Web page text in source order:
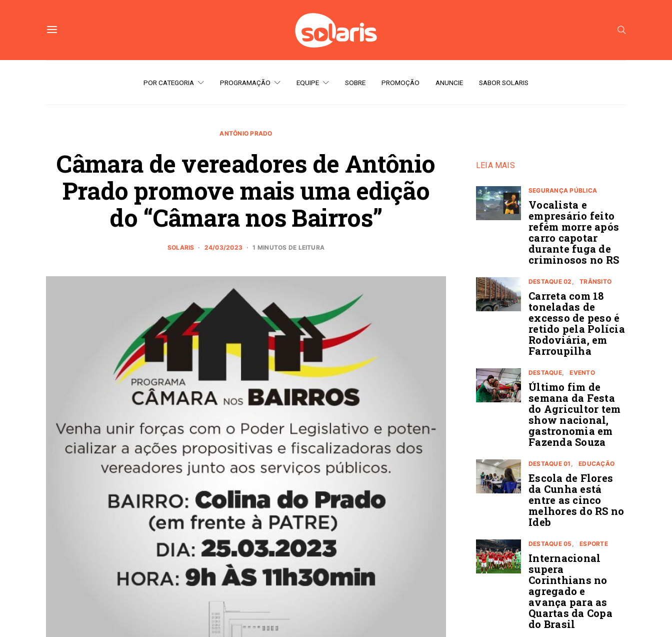
POR CATEGORIA PROGRAMAÇÃO EQUIPE SOBRE PROMOÇÃO ANUNCIE SABOR SOLARIS
ANTÔNIO PRADO
Câmara de vereadores de Antônio
Prado promove mais uma edição
do “Câmara nos Bairros”
SOLARIS 24/03/2023 1 MINUTOS DE LEITURA
LEIA MAIS
SEGURANÇA PÚBLICA
Vocalista e
empresário feito
refém morre após
carro capotar
durante fuga de
criminosos no RS
DESTAQUE 02 TRÂNSITO
Carreta com 18
toneladas de
excesso de peso é
retido pela Polícia
Rodoviária, em
Farroupilha
DESTAQUE EVENTO
Último fim de
semana da Festa
do Agricultor tem
show nacional,
gastronomia em
Fazenda Souza
DESTAQUE 01 EDUCAÇÃO
Escola de Flores
da Cunha está
entre as cinco
melhores do RS no
Ideb
DESTAQUE 05 ESPORTE
Internacional
supera
Corinthians no
agregado e
avança para as
Quartas da Copa
do Brasil